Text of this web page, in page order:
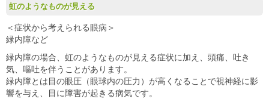
虹のようなものが見える
＜症状から考えられる眼病＞
緑内障など
緑内障の場合、虹のようなものが見える症状に加え、頭痛、吐き
気、嘔吐を伴うことがあります。
緑内障とは目の眼圧（眼球内の圧力）が高くなることで視神経に影
響を与え、目に障害が起きる病気です。